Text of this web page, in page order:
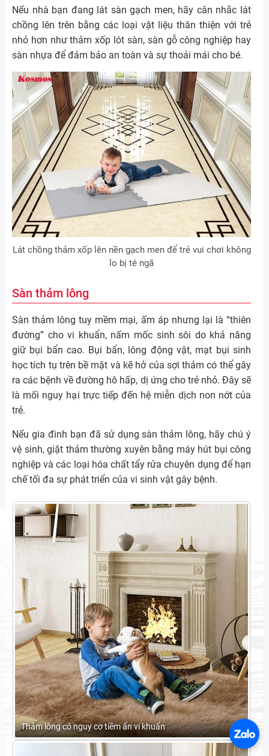
Nếu nhà bạn đang lát sàn gạch men, hãy cân nhắc lát
chồng lên trên bằng các loại vật liệu thân thiện với trẻ
nhỏ hơn như thảm xốp lót sàn, sàn gỗ công nghiệp hay
sàn nhựa để đảm bảo an toàn và sự thoải mái cho bé.
Lát chồng thảm xốp lên nền gạch men để trẻ vui chơi không
lo bị té ngã
Sàn thảm lông
Sàn thảm lông tuy mềm mại, ấm áp nhưng lại là “thiên
đường” cho vi khuẩn, nấm mốc sinh sôi do khả năng
giữ bụi bẩn cao. Bụi bẩn, lông động vật, mạt bụi sinh
học tích tụ trên bề mặt và kẽ hở của sợi thảm có thể gây
ra các bệnh về đường hô hấp, dị ứng cho trẻ nhỏ. Đây sẽ
là mối nguy hại trực tiếp đến hệ miễn dịch non nớt của
trẻ.
Nếu gia đình bạn đã sử dụng sàn thảm lông, hãy chú ý
vệ sinh, giặt thảm thường xuyên bằng máy hút bụi công
nghiệp và các loại hóa chất tẩy rửa chuyên dụng để hạn
chế tối đa sự phát triển của vi sinh vật gây bệnh.
Thảm lông có nguy cơ tiềm ẩn vi khuẩn